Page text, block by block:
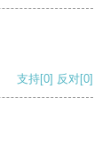
支持[0] 反对[0]